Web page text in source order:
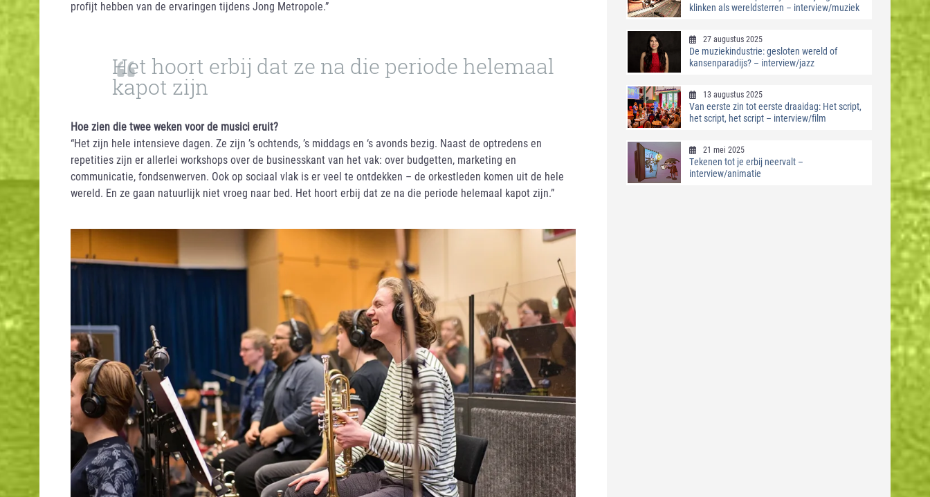
profijt hebben van de ervaringen tijdens Jong Metropole.”
Het hoort erbij dat ze na die periode helemaal
kapot zijn
Hoe zien die twee weken voor de musici eruit?
“Het zijn hele intensieve dagen. Ze zijn ’s ochtends, ’s middags en ‘s avonds bezig. Naast de optredens en
repetities zijn er allerlei workshops over de businesskant van het vak: over budgetten, marketing en
communicatie, fondsenwerven. Ook op sociaal vlak is er veel te ontdekken – de orkestleden komen uit de hele
wereld. En ze gaan natuurlijk niet vroeg naar bed. Het hoort erbij dat ze na die periode helemaal kapot zijn.”
klinken als wereldsterren – interview/muziek
27 augustus 2025
De muziekindustrie: gesloten wereld of
kansenparadijs? – interview/jazz
13 augustus 2025
Van eerste zin tot eerste draaidag: Het script,
het script, het script – interview/film
21 mei 2025
Tekenen tot je erbij neervalt –
interview/animatie